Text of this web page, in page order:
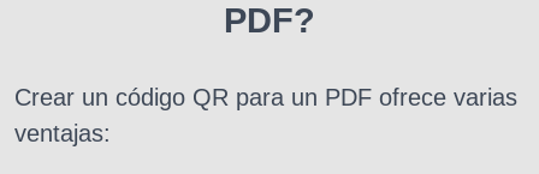
PDF?
Crear un código QR para un PDF ofrece varias
ventajas: